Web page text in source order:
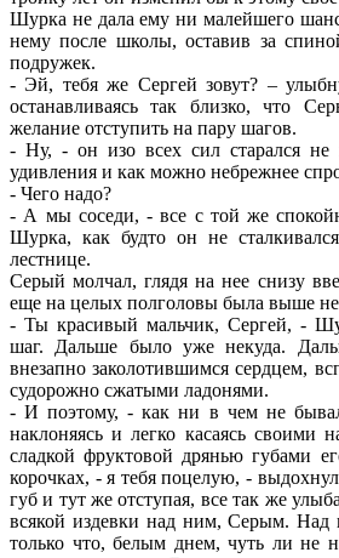
Шурка не дала ему ни малейшего
нему после школы, оставив за
подружек.
- Эй, тебя же Сергей зовут? –
останавливаясь так близко, что
желание отступить на пару шагов.
- Ну, - он изо всех сил старался не
удивления и как можно небрежнее
- Чего надо?
- А мы соседи, - все с той же
Шурка, как будто он не
лестнице.
Серый молчал, глядя на нее снизу
еще на целых полголовы была выше
- Ты красивый мальчик, Сергей, -
шаг. Дальше было уже некуда.
внезапно заколотившимся сердцем,
судорожно сжатыми ладонями.
- И поэтому, - как ни в чем не
наклоняясь и легко касаясь своими
сладкой фруктовой дрянью губами
корочках, - я тебя поцелую, -
губ и тут же отступая, все так же
всякой издевки над ним, Серым. Над
только что, белым днем, чуть ли не